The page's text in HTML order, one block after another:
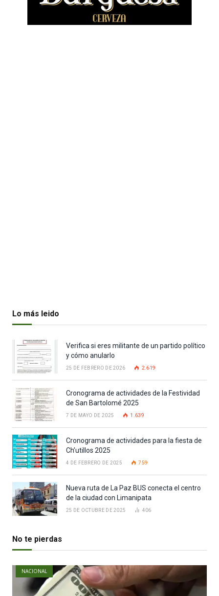
Lo más leido
Verifica si eres militante de un partido político
y cómo anularlo
25 DE FEBRERO DE 2026 2.619
Cronograma de actividades de la Festividad
de San Bartolomé 2025
7 DE MAYO DE 2025 1.639
Cronograma de actividades para la fiesta de
Ch’utillos 2025
4 DE FEBRERO DE 2025 759
Nueva ruta de La Paz BUS conecta el centro
de la ciudad con Limanipata
25 DE OCTUBRE DE 2025 406
No te pierdas
NACIONAL